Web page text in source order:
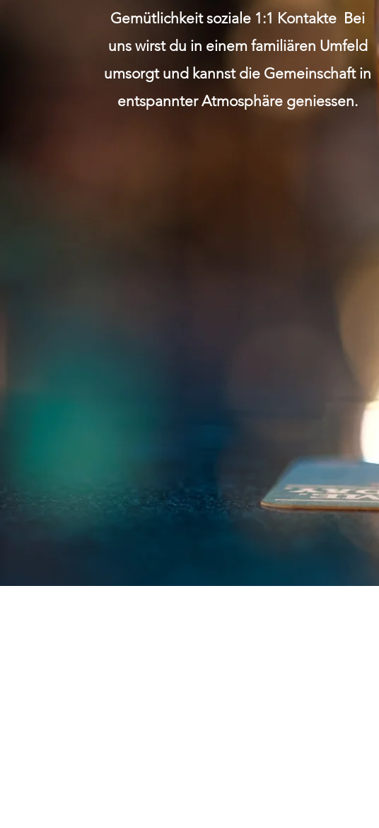
Gemütlichkeit soziale 1:1 Kontakte Bei
uns wirst du in einem familiären Umfeld
umsorgt und kannst die Gemeinschaft in
entspannter Atmosphäre geniessen.